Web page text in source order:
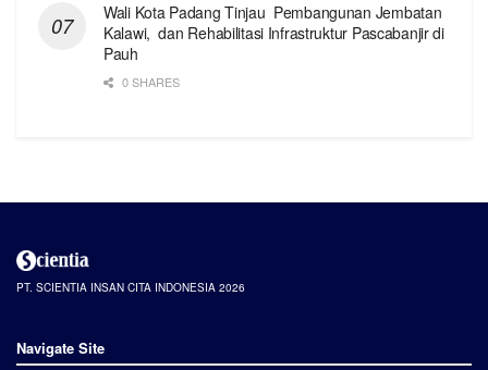
Wali Kota Padang Tinjau Pembangunan Jembatan
Kalawi, dan Rehabilitasi Infrastruktur Pascabanjir di
Pauh
0 SHARES
PT. SCIENTIA INSAN CITA INDONESIA 2026
Navigate Site